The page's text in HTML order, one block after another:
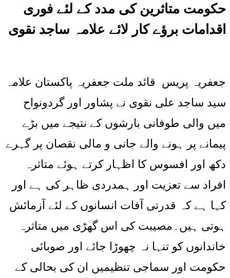
حکومت متاثرین کی مدد کے لئے فوری
اقدامات برؤے کار لائے علامہ ساجد نقوی
جعفریہ پریس قائد ملت جعفریہ پاکستان علامہ
سید ساجد علی نقوی نے پشاور اور گردونواح
میں والی طوفانی بارشوں کے نتیجے میں بڑے
پیمانے پر ہونے والے جانی و مالی نقصان پر گہرے
دکھ اور افسوس کا اظہار کرتے ہوئے متاثرہ
افراد سے تعزیت اور ہمدردی ظاہر کی ہے اور
کہا ہے کہ قدرتی آفات انسانوں کے لئے آزمائش
ہوتی ہیں۔مصیبت کی اس گھڑی میں متاثرہ
خاندانوں کو تنہا نہ چھوڑا جائے اور صوبائی
حکومت اور سماجی تنظیمیں ان کی بحالی کے